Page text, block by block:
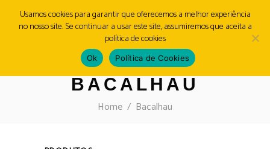
MENU
BACALHAU
Home / Bacalhau
Usamos cookies para garantir que oferecemos a melhor experiência
no nosso site. Se continuar a usar este site, assumiremos que aceita a
política de cookies
Ok Política de Cookies